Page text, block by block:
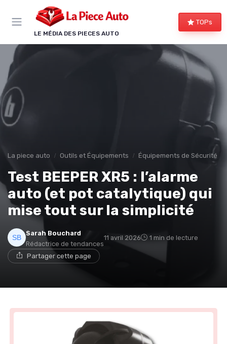
LE MÉDIA DES PIECES AUTO
TOPs
La piece auto Outils et Équipements Équipements de Sécurité
Test BEEPER XR5 : l’alarme
auto (et pot catalytique) qui
mise tout sur la simplicité
Sarah Bouchard
Rédactrice de tendances
11 avril 2026 1 min de lecture
Partager cette page
Panneau de gestion des cookies